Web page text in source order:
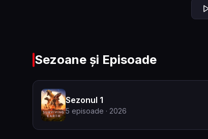
Sezoane și Episoade
Sezonul 1
5 episoade · 2026